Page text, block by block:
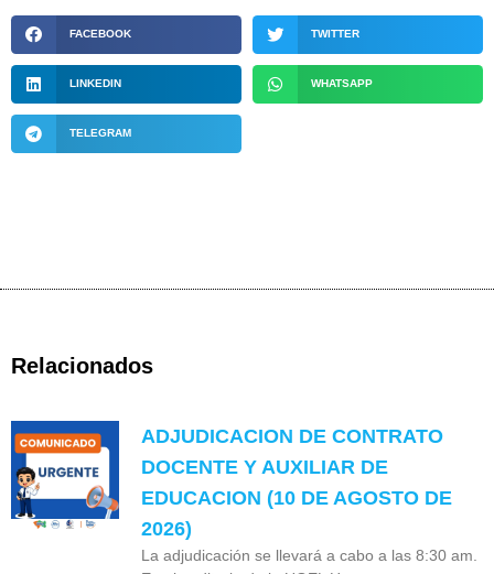
FACEBOOK TWITTER
LINKEDIN WHATSAPP
TELEGRAM
Relacionados
ADJUDICACION DE CONTRATO
DOCENTE Y AUXILIAR DE
EDUCACION (10 DE AGOSTO DE
2026)
La adjudicación se llevará a cabo a las 8:30 am.